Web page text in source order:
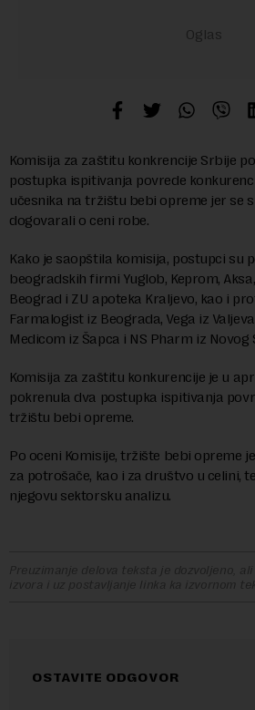
Komisija za zaštitu konkrencije Srbije
postupka ispitivanja povrede
učesnika na tržištu bebi opreme jer se
dogovarali o ceni robe.
Kako je saopštila komisija, postupci su
beogradskih firmi Yuglob, Keprom,
Beograd i ZU apoteka Kraljevo, kao i
Farmalogist iz Beograda, Vega iz
Medicom iz Šapca i NS Pharm iz Novog
Komisija za zaštitu konkurencije je u
pokrenula dva postupka ispitivanja
tržištu bebi opreme.
Po oceni Komisije, tržište bebi opreme
za potrošače, kao i za društvo u celini,
njegovu sektorsku analizu.
Preuzimanje delova teksta je dozvoljeno,
izvora i uz postavljanje linka ka izvornom
OSTAVITE ODGOVOR